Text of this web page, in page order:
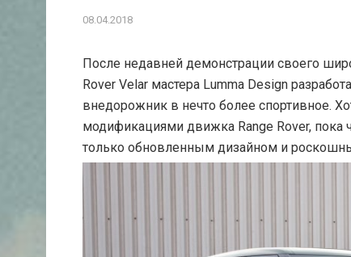
08.04.2018
После недавней демонстрации своего
Rover Velar мастера Lumma Design
внедорожник в нечто более спортивное.
модификациями движка Range Rover, пока
только обновленным дизайном и